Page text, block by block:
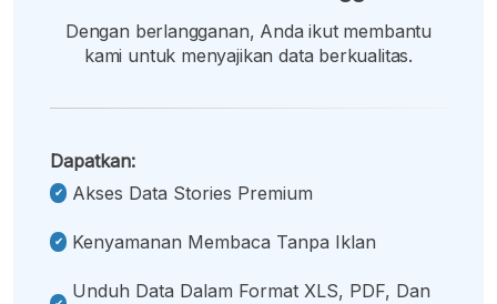
Dengan berlangganan, Anda ikut membantu
kami untuk menyajikan data berkualitas.
Dapatkan:
Akses Data Stories Premium
Kenyamanan Membaca Tanpa Iklan
Unduh Data Dalam Format XLS, PDF, Dan